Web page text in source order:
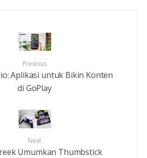
Previous
Aplikasi untuk Bikin Konten
di GoPlay
Next
Umumkan Thumbstick